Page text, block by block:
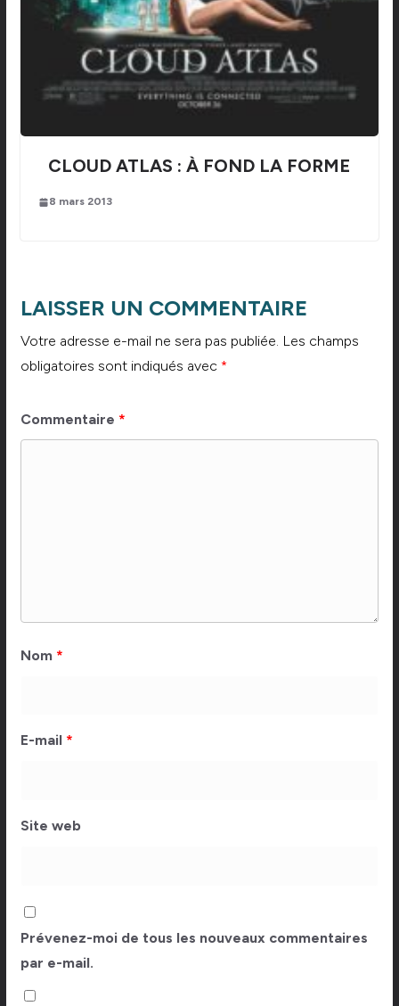
CLOUD ATLAS : À FOND LA FORME
8 mars 2013
LAISSER UN COMMENTAIRE
Votre adresse e-mail ne sera pas publiée. Les champs
obligatoires sont indiqués avec *
Commentaire *
Nom *
E-mail *
Site web
Prévenez-moi de tous les nouveaux commentaires
par e-mail.